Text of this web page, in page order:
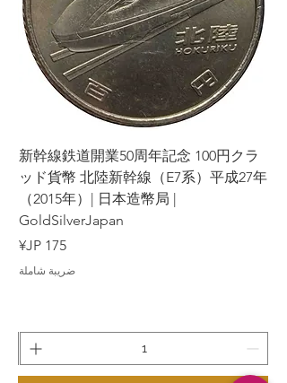
新幹線鉄道開業50周年記念 100円クラ
ッド貨幣 北陸新幹線（E7系）平成27年
（2015年）| 日本造幣局 |
GoldSilverJapan
السعر
ضريبة شاملة